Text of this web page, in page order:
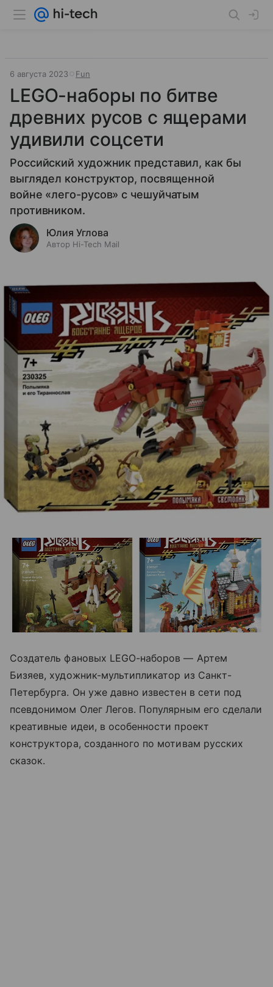
6 августа 2023 Fun
LEGO-наборы по битве
древних русов с ящерами
удивили соцсети
Российский художник представил, как бы
выглядел конструктор, посвященной
войне «лего-русов» с чешуйчатым
противником.
Юлия Углова
Автор Hi-Tech Mail
Создатель фановых LEGO-наборов — Артем
Бизяев, художник-мультипликатор из Санкт-
Петербурга. Он уже давно известен в сети под
псевдонимом Олег Легов. Популярным его сделали
креативные идеи, в особенности проект
конструктора, созданного по мотивам русских
сказок.